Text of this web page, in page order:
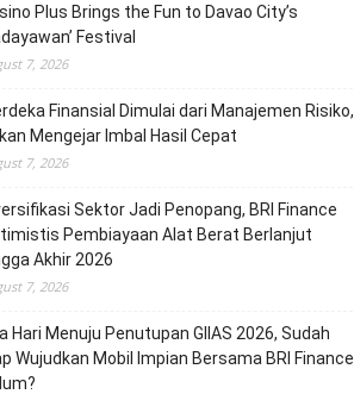
Plus Brings the Fun to Davao City’s
Festival
7, 2026
Finansial Dimulai dari Manajemen Risiko,
Mengejar Imbal Hasil Cepat
7, 2026
Sektor Jadi Penopang, BRI Finance
Pembiayaan Alat Berat Berlanjut
Akhir 2026
7, 2026
Hari Menuju Penutupan GIIAS 2026, Sudah
Wujudkan Mobil Impian Bersama BRI Finance